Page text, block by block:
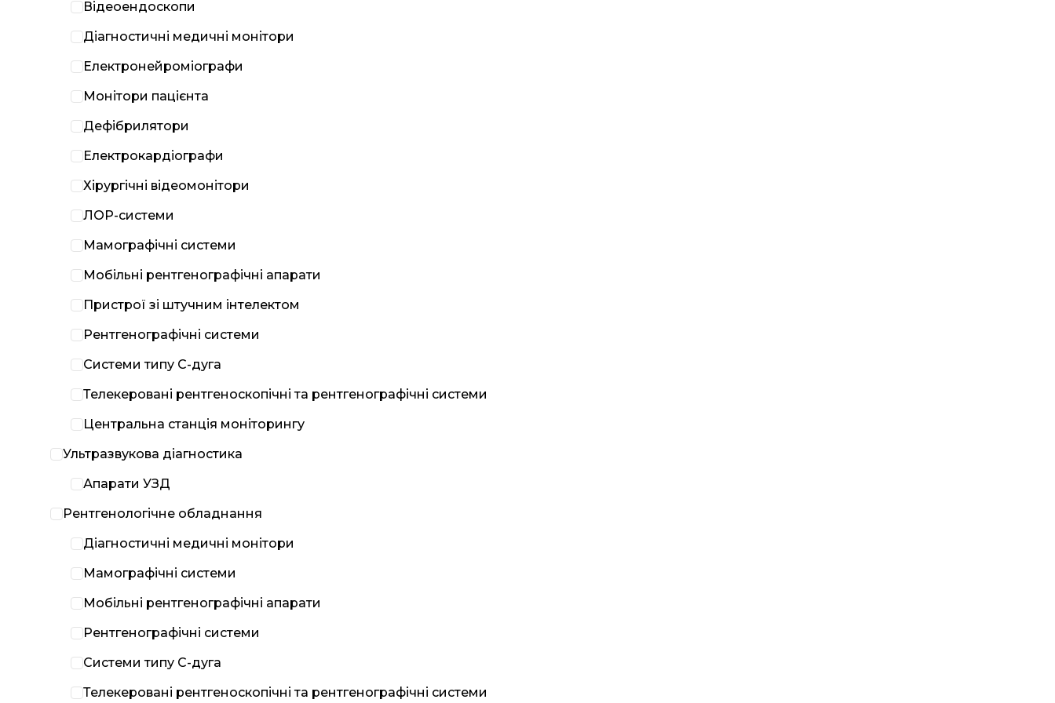
Відеоендоскопи
Діагностичні медичні монітори
Електронейроміографи
Монітори пацієнта
Дефібрилятори
Електрокардіографи
Хірургічні відеомонітори
ЛОР-системи
Мамографічні системи
Мобільні рентгенографічні апарати
Пристрої зі штучним інтелектом
Рентгенографічні системи
Системи типу С-дуга
Телекеровані рентгеноскопічні та рентгенографічні системи
Центральна станція моніторингу
Ультразвукова діагностика
Апарати УЗД
Рентгенологічне обладнання
Діагностичні медичні монітори
Мамографічні системи
Мобільні рентгенографічні апарати
Рентгенографічні системи
Системи типу С-дуга
Телекеровані рентгеноскопічні та рентгенографічні системи